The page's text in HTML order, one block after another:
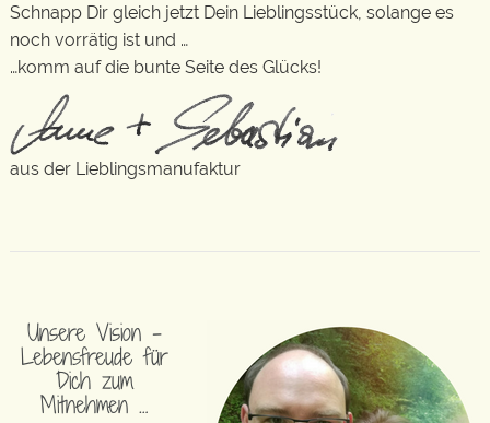
Schnapp Dir gleich jetzt Dein Lieblingsstück, solange es
noch vorrätig ist und …
…komm auf die bunte Seite des Glücks!
aus der Lieblingsmanufaktur
Unsere Vision –
Lebensfreude für
Dich zum
Mitnehmen …